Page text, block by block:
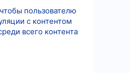
пользователю
с контентом
всего контента